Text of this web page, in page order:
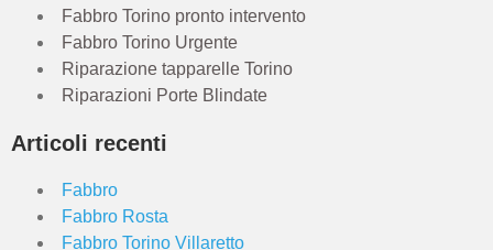
Fabbro Torino pronto intervento
Fabbro Torino Urgente
Riparazione tapparelle Torino
Riparazioni Porte Blindate
Articoli recenti
Fabbro
Fabbro Rosta
Fabbro Torino Villaretto